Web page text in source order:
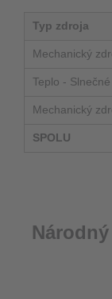
Typ zdroja
Mechanický
Teplo -
Mechanický
SPOLU